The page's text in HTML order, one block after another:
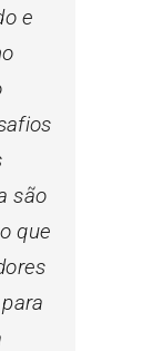
e
são
que